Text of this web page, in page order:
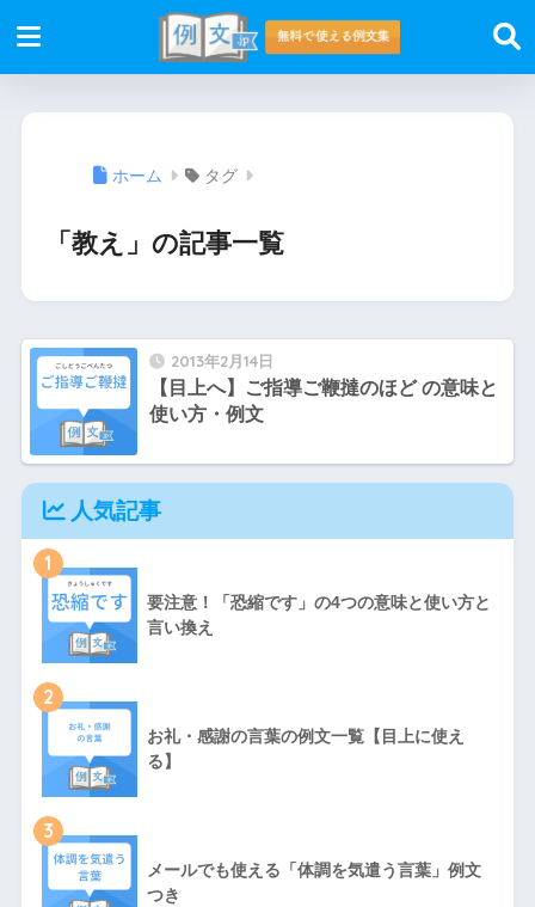
ホーム タグ
「教え」の記事一覧
2013年2月14日
【目上へ】ご指導ご鞭撻のほど の意味と
使い方・例文
人気記事
1
要注意！「恐縮です」の4つの意味と使い方と
言い換え
2
お礼・感謝の言葉の例文一覧【目上に使え
る】
3
メールでも使える「体調を気遣う言葉」例文
つき